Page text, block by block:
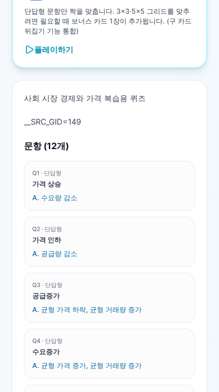
단답형 문항만 짝을 맞춥니다. 3×3·5×5 그리드를 맞추
려면 필요할 때 보너스 카드 1장이 추가됩니다. (구 카드
뒤집기 기능 통합)
플레이하기
사회 시장 경제와 가격 복습용 퀴즈
문항 (12개)
Q1 · 단답형
가격 상승
A. 수요량 감소
Q2 · 단답형
가격 인하
A. 공급량 감소
Q3 · 단답형
공급증가
A. 균형 가격 하락, 균형 거래량 증가
Q4 · 단답형
수요증가
A. 균형 가격 증가, 균형 거래량 증가